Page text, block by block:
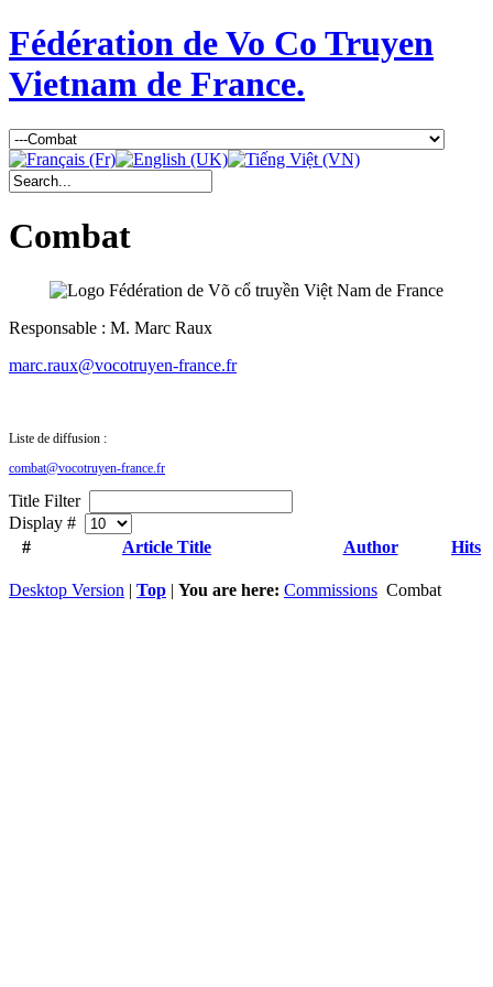
Fédération de Vo Co Truyen
Vietnam de France.
Combat
Responsable : M. Marc Raux
marc.raux@vocotruyen-france.fr
Liste de diffusion :
combat@vocotruyen-france.fr
Title Filter
Display #
#
Article Title Author Hits
Desktop Version | Top | You are here: Commissions Combat